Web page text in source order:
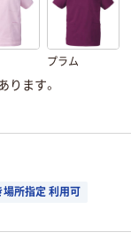
プラム
ります。
場所指定 利用可